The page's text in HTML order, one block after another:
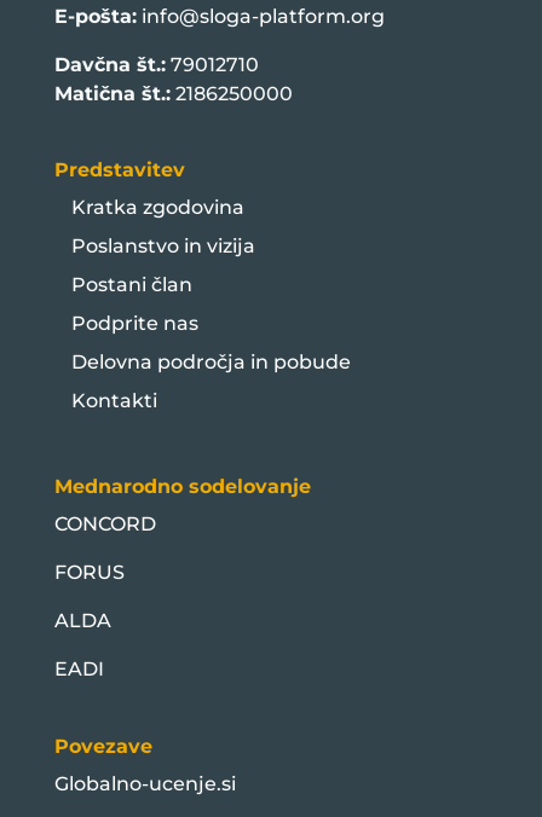
E-pošta: info@sloga-platform.org
Davčna št.:79012710
Matična št.:2186250000
Predstavitev
Kratka zgodovina
Poslanstvo in vizija
Postani član
Podprite nas
Delovna področja in pobude
Kontakti
Mednarodno sodelovanje
CONCORD
FORUS
ALDA
EADI
Povezave
Globalno-ucenje.si